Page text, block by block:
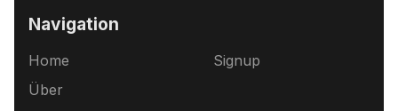
Navigation
Home
Über
Signup